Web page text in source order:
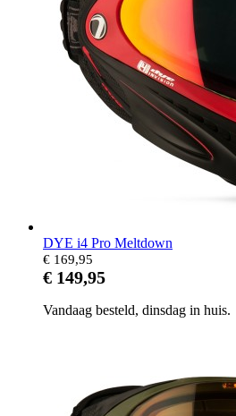
DYE i4 Pro Meltdown
€ 169,95
€ 149,95
Vandaag besteld, dinsdag in huis.